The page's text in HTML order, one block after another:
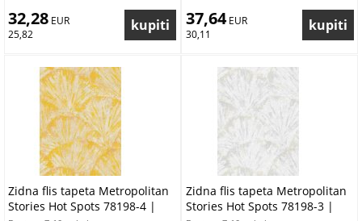
32,28 EUR
25,82
37,64 EUR
30,11
Zidna flis tapeta Metropolitan
Stories Hot Spots 78198-4 |
Zidna flis tapeta Metropolitan
Stories Hot Spots 78198-3 |